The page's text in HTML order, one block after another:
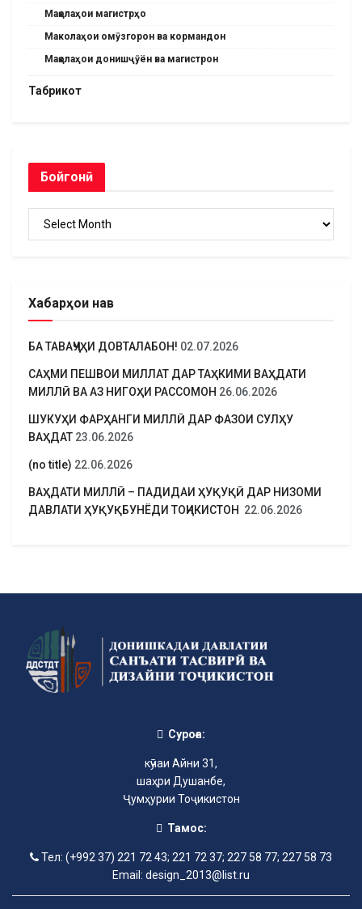
Мақолаҳои магистрҳо
Маколаҳои омӯзгорон ва кормандон
Мақолаҳои донишҷӯён ва магистрон
Табрикот
Бойгонӣ
Хабарҳои нав
БА ТАВАҶҶУҲИ ДОВТАЛАБОН! 02.07.2026
САҲМИ ПЕШВОИ МИЛЛАТ ДАР ТАҲКИМИ ВАҲДАТИ
МИЛЛӢ ВА АЗ НИГОҲИ РАССОМОН 26.06.2026
ШУКУҲИ ФАРҲАНГИ МИЛЛӢ ДАР ФАЗОИ СУЛҲУ
ВАҲДАТ 23.06.2026
(no title) 22.06.2026
ВАҲДАТИ МИЛЛӢ – ПАДИДАИ ҲУҚУҚӢ ДАР НИЗОМИ
ДАВЛАТИ ҲУҚУҚБУНЁДИ ТОҶИКИСТОН 22.06.2026
Суроға:
кӯчаи Айни 31,
шаҳри Душанбе,
Ҷумҳурии Тоҷикистон
Тамос:
Тел: (+992 37) 221 72 43; 221 72 37; 227 58 77; 227 58 73
Email: design_2013@list.ru